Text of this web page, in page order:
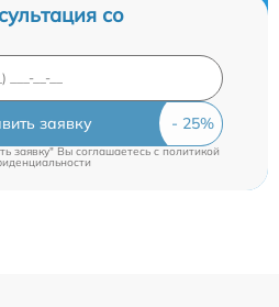
со
заявку
заявку" Вы соглашаетесь cполитикой